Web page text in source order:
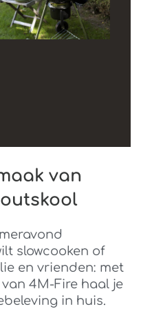
van
slowcooken of
en vrienden: met
4M-Fire haal je
in huis.